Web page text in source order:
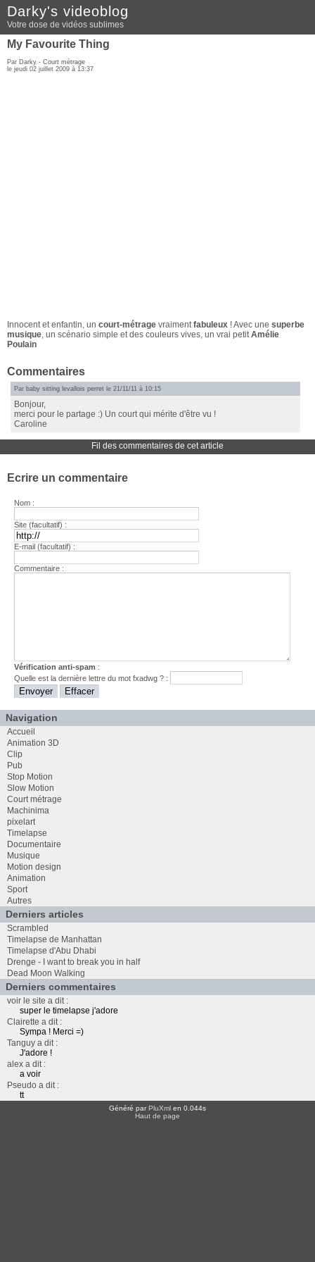
Darky's videoblog
Votre dose de vidéos sublimes
My Favourite Thing
Par Darky - Court métrage
le jeudi 02 juillet 2009 à 13:37
Innocent et enfantin, un court-métrage vraimentfabuleux ! Avec une superbe
musique, un scénario simple et des couleurs vives, un vrai petitAmélie
Poulain
Commentaires
Par baby sitting levallois perret le 21/11/11 à 10:15
Bonjour,
merci pour le partage :) Un court qui mérite d'être vu !
Caroline
Fil des commentaires de cet article
Ecrire un commentaire
Nom :
Site (facultatif) :
E-mail (facultatif) :
Commentaire :
Vérification anti-spam :
Quelle est ladernière lettre du motfxadwg ? :
Navigation
Accueil
Animation 3D
Clip
Pub
Stop Motion
Slow Motion
Court métrage
Machinima
pixelart
Timelapse
Documentaire
Musique
Motion design
Animation
Sport
Autres
Derniers articles
Scrambled
Timelapse de Manhattan
Timelapse d'Abu Dhabi
Drenge - I want to break you in half
Dead Moon Walking
Derniers commentaires
voir le site a dit :
super le timelapse j'adore
Clairette a dit :
Sympa ! Merci =)
Tanguy a dit :
J'adore !
alex a dit :
a voir
Pseudo a dit :
tt
Généré parPluXml en 0.044s
Haut de page